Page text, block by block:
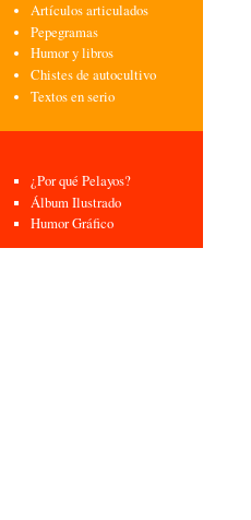
Artículos articulados
Pepegramas
Humor y libros
Chistes de autocultivo
Textos en serio
¿Por qué Pelayos?
Álbum Ilustrado
Humor Gráfico